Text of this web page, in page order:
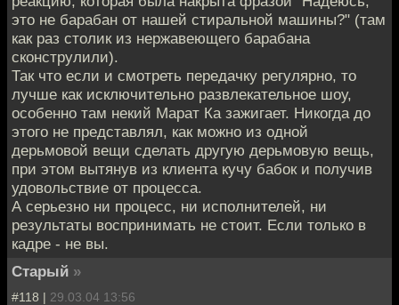
это не барабан от нашей стиральной машины?" (там
как раз столик из нержавеющего барабана
сконструлили).
Так что если и смотреть передачку регулярно, то
лучше как исключительно развлекательное шоу,
особенно там некий Марат Ка зажигает. Никогда до
этого не представлял, как можно из одной
дерьмовой вещи сделать другую дерьмовую вещь,
при этом вытянув из клиента кучу бабок и получив
удовольствие от процесса.
А серьезно ни процесс, ни исполнителей, ни
результаты воспринимать не стоит. Если только в
кадре - не вы.
Старый »
#118 | 29.03.04 13:56